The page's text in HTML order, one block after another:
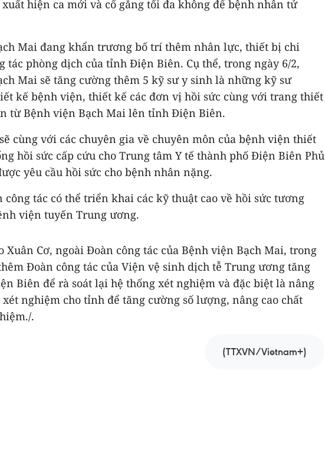
xuất hiện ca mới và cố gắng tối đa không để bệnh nhân tử
Mai đang khẩn trương bố trí thêm nhân lực, thiết bị chi
tác phòng dịch của tỉnh Điện Biên. Cụ thể, trong ngày 6/2,
Mai sẽ tăng cường thêm 5 kỹ sư y sinh là những kỹ sư
kế bệnh viện, thiết kế các đơn vị hồi sức cùng với trang thiết
từ Bệnh viện Bạch Mai lên tỉnh Điện Biên.
cùng với các chuyên gia về chuyên môn của bệnh viện thiết
hồi sức cấp cứu cho Trung tâm Y tế thành phố Điện Biên Phủ
yêu cầu hồi sức cho bệnh nhân nặng.
công tác có thể triển khai các kỹ thuật cao về hồi sức tương
viện tuyến Trung ương.
Xuân Cơ, ngoài Đoàn công tác của Bệnh viện Bạch Mai, trong
Đoàn công tác của Viện vệ sinh dịch tễ Trung ương tăng
Biên để rà soát lại hệ thống xét nghiệm và đặc biệt là nâng
nghiệm cho tỉnh để tăng cường số lượng, nâng cao chất
.
(TTXVN/Vietnam+)